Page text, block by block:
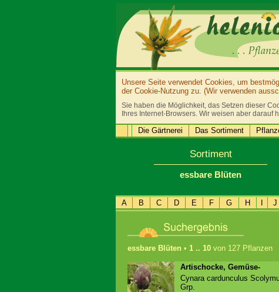
Unsere Seite verwendet Cookies, um
der Cookie-Nutzung zu. (Wir verwenden
Sie haben die Möglichkeit, das Setzen dieser
Ihres Internet-Browsers. Wir weisen aber
Die Gärtnerei Das Sortiment
Sortiment
essbare Blüten
A B C D E F G H J
essbare Blüten • 1 .. 10 von 127 Pflanzen
Artischocke, Gemüse-
Cynara cardunculus
Grp.